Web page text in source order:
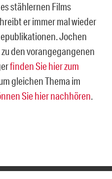
stählernen Films
er immer mal wieder
Jochen
den vorangegangenen
finden Sie hier zum
gleichen Thema im
Sie hier nachhören.